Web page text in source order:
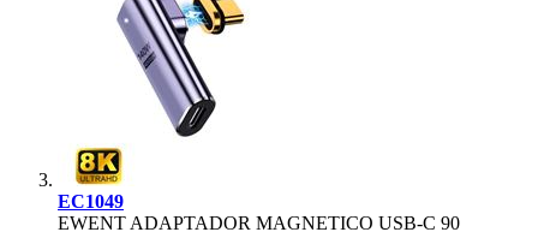
EC1049
EWENT ADAPTADOR MAGNETICO USB-C 90